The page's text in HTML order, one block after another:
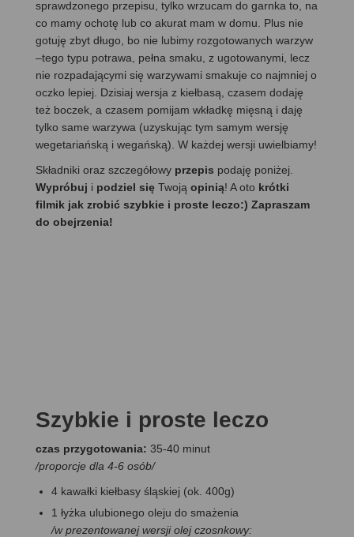
sprawdzonego przepisu, tylko wrzucam do garnka to, na
co mamy ochotę lub co akurat mam w domu. Plus nie
gotuję zbyt długo, bo nie lubimy rozgotowanych warzyw
–tego typu potrawa, pełna smaku, z ugotowanymi, lecz
nie rozpadającymi się warzywami smakuje co najmniej o
oczko lepiej. Dzisiaj wersja z kiełbasą, czasem dodaję
też boczek, a czasem pomijam wkładkę mięsną i daję
tylko same warzywa (uzyskując tym samym wersję
wegetariańską i wegańską). W każdej wersji uwielbiamy!
Składniki oraz szczegółowy przepis podaję poniżej.
Wypróbuj i podziel się Twoją opinią! A oto krótki
filmik jak zrobić szybkie i proste leczo:) Zapraszam
do obejrzenia!
Szybkie i proste leczo
czas przygotowania: 35-40 minut
/proporcje dla 4-6 osób/
4 kawałki kiełbasy śląskiej (ok. 400g)
1 łyżka ulubionego oleju do smażenia
/w prezentowanej wersji olej czosnkowy: